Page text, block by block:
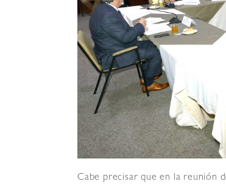
Cabe precisar que en la reunión